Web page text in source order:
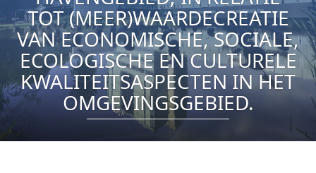
TOT (MEER)WAARDECREATIE
VAN ECONOMISCHE, SOCIALE,
ECOLOGISCHE EN CULTURELE
KWALITEITSASPECTEN IN HET
OMGEVINGSGEBIED.